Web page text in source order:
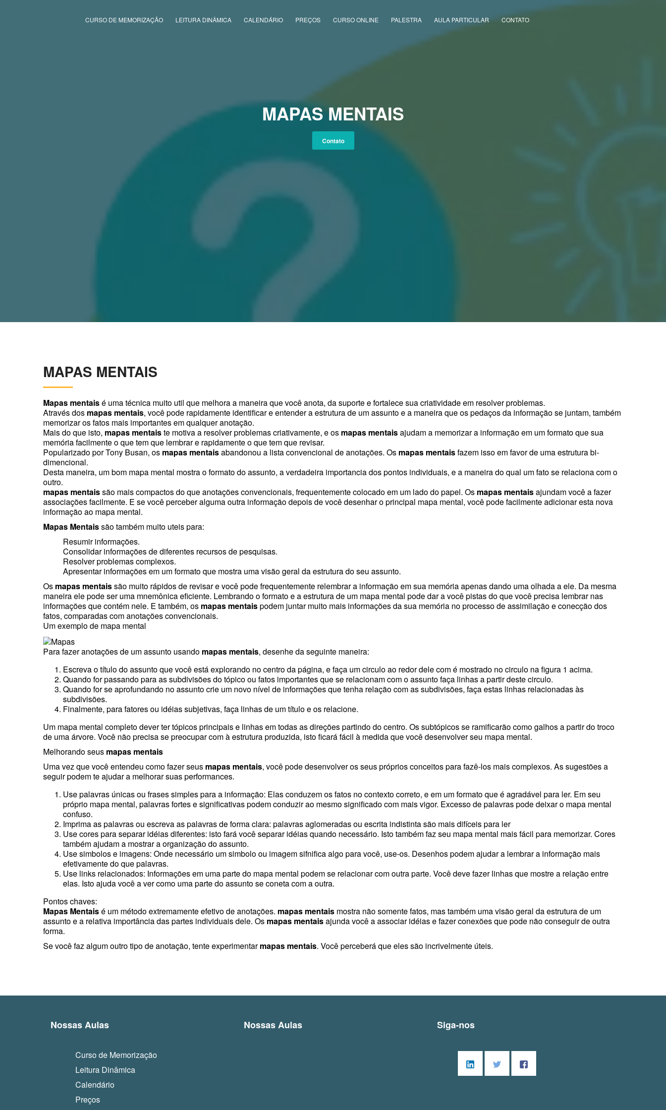
CURSO DE MEMORIZAÇÃO LEITURA DINÂMICA CALENDÁRIO PREÇOS CURSO ONLINE PALESTRA AULA PARTICULAR CONTATO
MAPAS MENTAIS
Contato
MAPAS MENTAIS
Mapas mentaisé uma técnica muito util que melhora a maneira que você anota, da suporte e fortalece sua criatividade em resolver problemas.
Através dos mapas mentais, você pode rapidamente identificar e entender a estrutura de um assunto e a maneira que os pedaços da informação se juntam, também
memorizar os fatos mais importantes em qualquer anotação.
Mais do que isto, mapas mentaiste motiva a resolver problemas criativamente, e os mapas mentaisajudam a memorizar a informação em um formato que sua
memória facilmente o que tem que lembrar e rapidamente o que tem que revisar.
Popularizado por Tony Busan, os mapas mentaisabandonou a lista convencional de anotações. Os mapas mentaisfazem isso em favor de uma estrutura bi-
dimencional.
Desta maneira, um bom mapa mental mostra o formato do assunto, a verdadeira importancia dos pontos individuais, e a maneira do qual um fato se relaciona com o
outro.
mapas mentaissão mais compactos do que anotações convencionais, frequentemente colocado em um lado do papel. Os mapas mentaisajundam você a fazer
associações facilmente. E se você perceber alguma outra informação depois de você desenhar o principal mapa mental, você pode facilmente adicionar esta nova
informação ao mapa mental.
Mapas Mentaissão também muito uteis para:
Resumir informações.
Consolidar informações de diferentes recursos de pesquisas.
Resolver problemas complexos.
Apresentar informações em um formato que mostra uma visão geral da estrutura do seu assunto.
Os mapas mentaissão muito rápidos de revisar e você pode frequentemente relembrar a informação em sua memória apenas dando uma olhada a ele. Da mesma
maneira ele pode ser uma mnemônica eficiente. Lembrando o formato e a estrutura de um mapa mental pode dar a você pistas do que você precisa lembrar nas
informações que contém nele. E também, os mapas mentaispodem juntar muito mais informações da sua memória no processo de assimilação e conecção dos
fatos, comparadas com anotações convencionais.
Um exemplo de mapa mental
Para fazer anotações de um assunto usando mapas mentais, desenhe da seguinte maneira:
Escreva o título do assunto que você está explorando no centro da página, e faça um circulo ao redor dele com é mostrado no circulo na figura 1 acima.
Quando for passando para as subdivisões do tópico ou fatos importantes que se relacionam com o assunto faça linhas a partir deste circulo.
Quando for se aprofundando no assunto crie um novo nível de informações que tenha relação com as subdivisões, faça estas linhas relacionadas às
subdivisões.
Finalmente, para fatores ou idéias subjetivas, faça linhas de um título e os relacione.
Um mapa mental completo dever ter tópicos principais e linhas em todas as direções partindo do centro. Os subtópicos se ramificarão como galhos a partir do troco
de uma árvore. Você não precisa se preocupar com à estrutura produzida, isto ficará fácil à medida que você desenvolver seu mapa mental.
Melhorando seus mapas mentais
Uma vez que você entendeu como fazer seus mapas mentais, você pode desenvolver os seus próprios conceitos para fazê-los mais complexos. As sugestões a
seguir podem te ajudar a melhorar suas performances.
Use palavras únicas ou frases simples para a informação: Elas conduzem os fatos no contexto correto, e em um formato que é agradável para ler. Em seu
próprio mapa mental, palavras fortes e significativas podem conduzir ao mesmo significado com mais vigor. Excesso de palavras pode deixar o mapa mental
confuso.
Imprima as palavras ou escreva as palavras de forma clara: palavras aglomeradas ou escrita indistinta são mais difíceis para ler
Use cores para separar idéias diferentes: isto fará você separar idéias quando necessário. Isto também faz seu mapa mental mais fácil para memorizar. Cores
também ajudam a mostrar a organização do assunto.
Use simbolos e imagens: Onde necessário um simbolo ou imagem sifnifica algo para você, use-os. Desenhos podem ajudar a lembrar a informação mais
efetivamente do que palavras.
Use links relacionados: Informações em uma parte do mapa mental podem se relacionar com outra parte. Você deve fazer linhas que mostre a relação entre
elas. Isto ajuda você a ver como uma parte do assunto se coneta com a outra.
Pontos chaves:
Mapas Mentaisé um método extremamente efetivo de anotações. mapas mentais mostra não somente fatos, mas também uma visão geral da estrutura de um
assunto e a relativa importância das partes individuais dele. Os mapas mentaisajunda você a associar idéias e fazer conexões que pode não conseguir de outra
forma.
Se você faz algum outro tipo de anotação, tente experimentarmapas mentais. Você perceberá que eles são incrivelmente úteis.
Nossas Aulas
Curso de Memorização
Leitura Dinâmica
Calendário
Preços
Nossas Aulas Siga-nos